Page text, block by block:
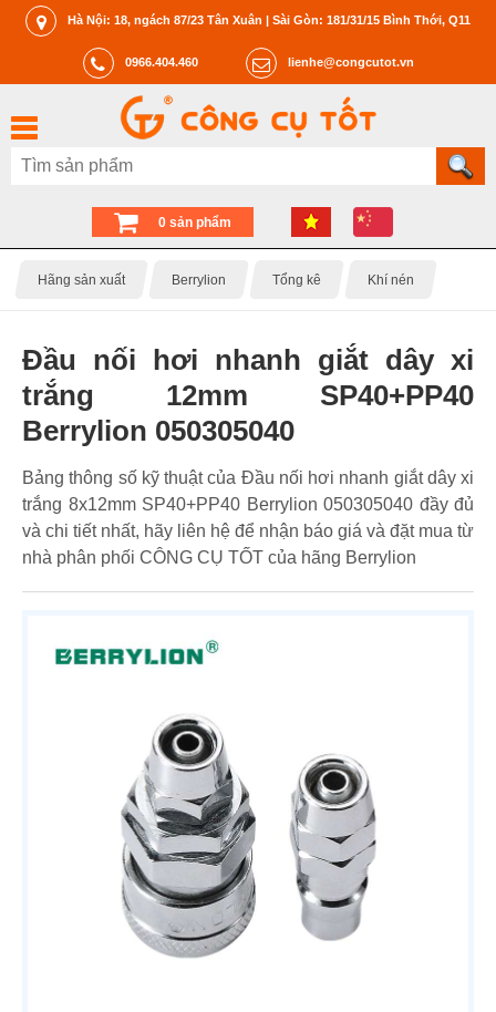
Hà Nội: 18, ngách 87/23 Tân Xuân | Sài Gòn: 181/31/15 Bình Thới, Q11
0966.404.460 lienhe@congcutot.vn
0 sản phẩm
Hãng sản xuất Berrylion Tổng kê Khí nén
Đầu nối hơi nhanh giắt dây xi
trắng 12mm SP40+PP40
Berrylion 050305040
Bảng thông số kỹ thuật của Đầu nối hơi nhanh giắt dây xi
trắng 8x12mm SP40+PP40 Berrylion 050305040 đầy đủ
và chi tiết nhất, hãy liên hệ để nhận báo giá và đặt mua từ
nhà phân phối CÔNG CỤ TỐT của hãng Berrylion